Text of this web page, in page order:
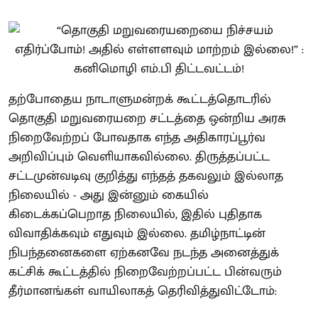
தற்போதைய நாடாளுமன்றக் கூட்டத்தொடரில்
தொகுதி மறுவரையறை சட்டத்தை ஒன்றிய அரசு
நிறைவேற்றப் போவதாக எந்த அதிகாரப்பூர்வ
அறிவிப்பும் வெளியாகவில்லை. திருத்தப்பட்ட
சட்டமுன்வடிவு குறித்து எந்தத் தகவலும் இல்லாத
நிலையில் - அது இன்னும் கையில்
கிடைக்கப்பெறாத நிலையில், இதில் புதிதாக
விவாதிக்கவும் எதுவும் இல்லை. தமிழ்நாட்டின்
நிபந்தனைகளை ஏற்கனவே நடந்த அனைத்துக்
கட்சிக் கூட்டத்தில் நிறைவேற்றப்பட்ட பின்வரும்
தீர்மானங்கள் வாயிலாகத் தெரிவித்துவிட்டோம்: